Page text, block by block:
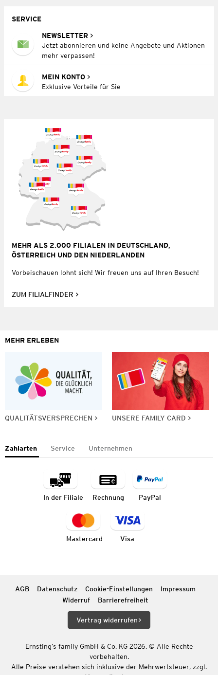
SERVICE
NEWSLETTER
Jetzt abonnieren und keine Angebote und Aktionen
mehr verpassen!
MEIN KONTO
Exklusive Vorteile für Sie
MEHR ALS 2.000 FILIALEN IN DEUTSCHLAND,
ÖSTERREICH UND DEN NIEDERLANDEN
Vorbeischauen lohnt sich! Wir freuen uns auf Ihren Besuch!
ZUM FILIALFINDER
MEHR ERLEBEN
QUALITÄTSVERSPRECHEN UNSERE FAMILY CARD
Zahlarten Service Unternehmen
In der Filiale Rechnung PayPal
Mastercard Visa
AGB Datenschutz Cookie-Einstellungen
Impressum
Widerruf
Barrierefreiheit
Vertrag widerrufen
Ernsting’s family GmbH & Co. KG 2026. © Alle Rechte
vorbehalten.
Alle Preise verstehen sich inklusive der Mehrwertsteuer, zzgl.